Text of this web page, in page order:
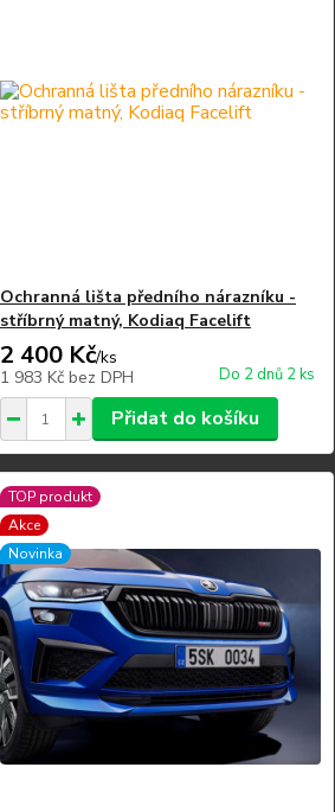
Ochranná lišta předního nárazníku -
stříbrný matný, Kodiaq Facelift
2 400 Kč/ks
1 983 Kč bez DPH Do 2 dnů 2 ks
Přidat do košíku
TOP produkt
Akce
Novinka